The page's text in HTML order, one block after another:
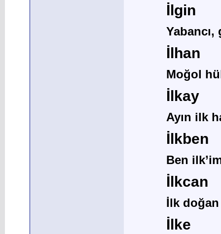
İlgin
İlhan
Moğol
İlkay
Ayın ilk
İlkben
Ben
İlkcan
İlk
İlke